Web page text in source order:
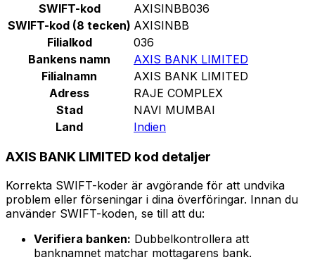
SWIFT-kod
AXISINBB036
SWIFT-kod (8 tecken) AXISINBB
Filialkod
036
Bankens namn
AXIS BANK LIMITED
Filialnamn
AXIS BANK LIMITED
Adress
RAJE COMPLEX
Stad
NAVI MUMBAI
Land
Indien
AXIS BANK LIMITED kod detaljer
Korrekta SWIFT-koder är avgörande för att undvika
problem eller förseningar i dina överföringar. Innan du
använder SWIFT-koden, se till att du:
Verifiera banken: Dubbelkontrollera att
banknamnet matchar mottagarens bank.